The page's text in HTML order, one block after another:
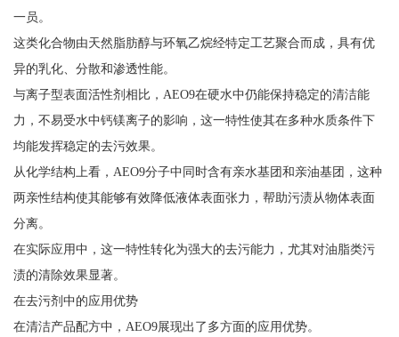
一员。
这类化合物由天然脂肪醇与环氧乙烷经特定工艺聚合而成，具有优
异的乳化、分散和渗透性能。
与离子型表面活性剂相比，AEO9在硬水中仍能保持稳定的清洁能
力，不易受水中钙镁离子的影响，这一特性使其在多种水质条件下
均能发挥稳定的去污效果。
从化学结构上看，AEO9分子中同时含有亲水基团和亲油基团，这种
两亲性结构使其能够有效降低液体表面张力，帮助污渍从物体表面
分离。
在实际应用中，这一特性转化为强大的去污能力，尤其对油脂类污
渍的清除效果显著。
在去污剂中的应用优势
在清洁产品配方中，AEO9展现出了多方面的应用优势。